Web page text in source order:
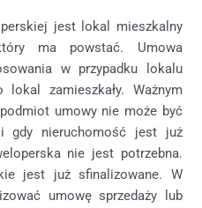
jest lokal mieszkalny
ma powstać. Umowa
w przypadku lokalu
zamieszkały. Ważnym
umowy nie może być
gdy nieruchomość jest już
nie jest potrzebna.
jest już sfinalizowane. W
umowę sprzedaży lub